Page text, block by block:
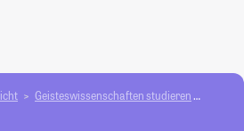
Geisteswissenschaften studieren